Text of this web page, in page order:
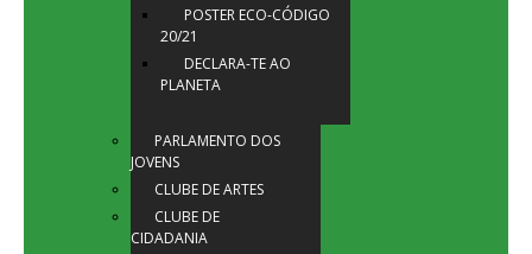
POSTER ECO-CÓDIGO
20/21
DECLARA-TE AO
PLANETA
PARLAMENTO DOS
JOVENS
CLUBE DE ARTES
CLUBE DE
CIDADANIA